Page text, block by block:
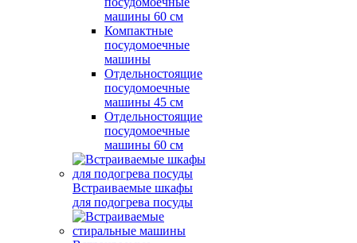
машины 60 см
Компактные
посудомоечные
машины
Отдельностоящие
посудомоечные
машины 45 см
Отдельностоящие
посудомоечные
машины 60 см
Встраиваемые шкафы
для подогрева посуды